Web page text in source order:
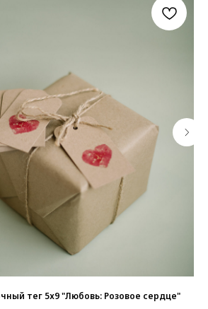
тег 5х9 "Любовь: Розовое сердце"